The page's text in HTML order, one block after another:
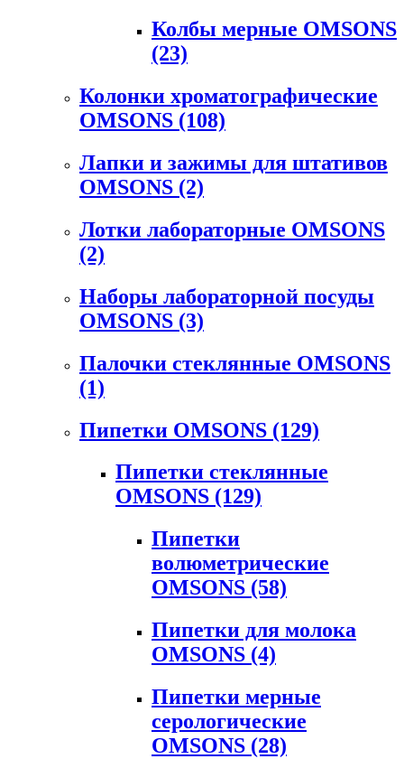
Колбы мерные OMSONS
(23)
Колонки хроматографические
OMSONS (108)
Лапки и зажимы для штативов
OMSONS (2)
Лотки лабораторные OMSONS
(2)
Наборы лабораторной посуды
OMSONS (3)
Палочки стеклянные OMSONS
(1)
Пипетки OMSONS (129)
Пипетки стеклянные
OMSONS (129)
Пипетки
волюметрические
OMSONS (58)
Пипетки для молока
OMSONS (4)
Пипетки мерные
серологические
OMSONS (28)